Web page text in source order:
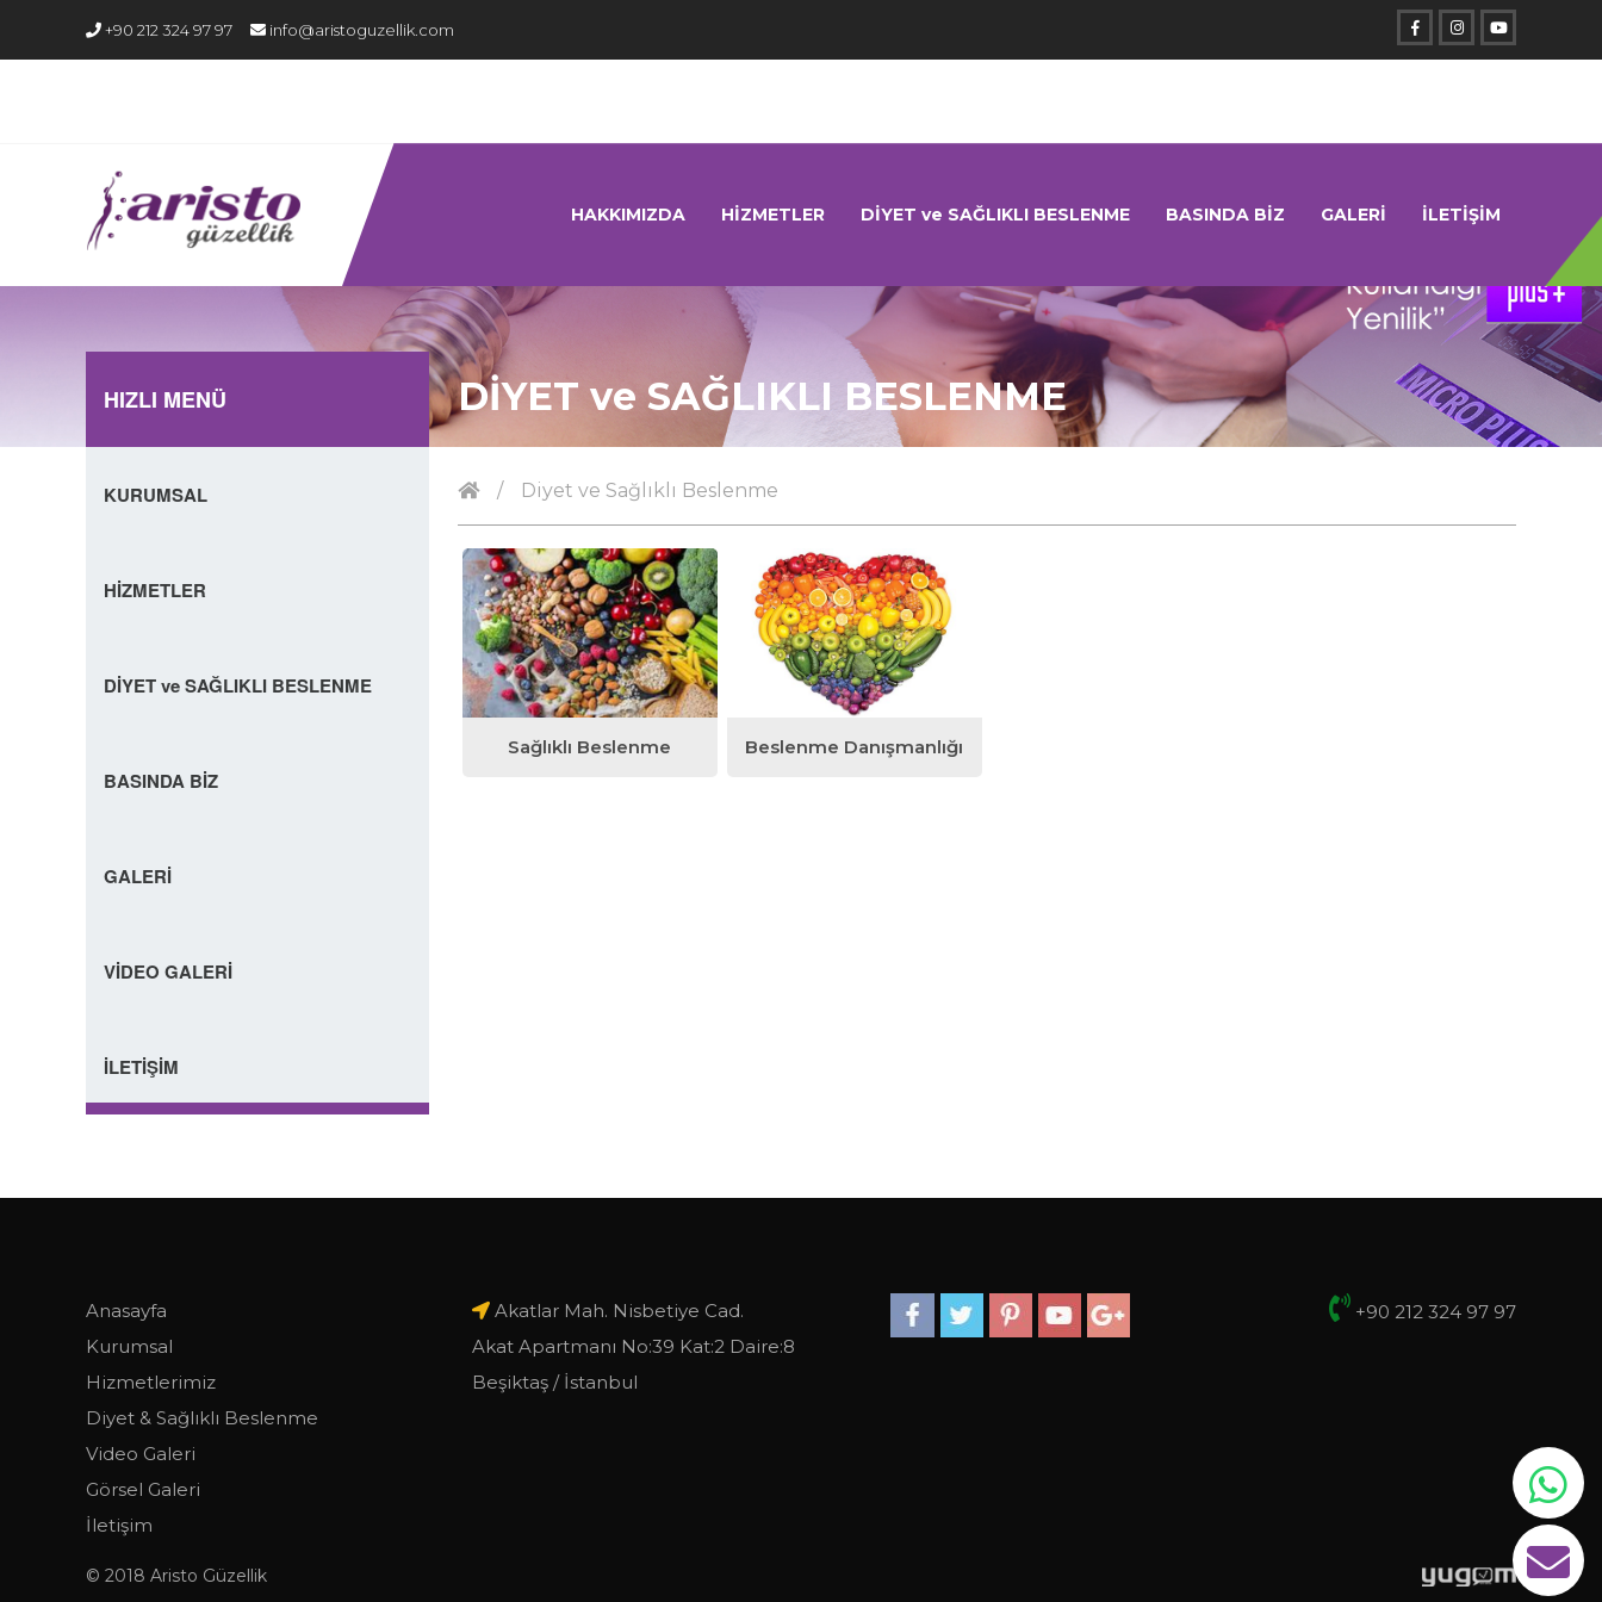
+90 212 324 97 97 info@aristoguzellik.com
HAKKIMIZDA HİZMETLER DİYET ve SAĞLIKLI BESLENME BASINDA BİZ GALERİ İLETİŞİM
DİYET ve SAĞLIKLI BESLENME
/ Diyet ve Sağlıklı Beslenme
Sağlıklı Beslenme Beslenme Danışmanlığı
HIZLI MENÜ
KURUMSAL
HİZMETLER
DİYET ve SAĞLIKLI BESLENME
BASINDA BİZ
GALERİ
VİDEO GALERİ
İLETİŞİM
Anasayfa
Kurumsal
Hizmetlerimiz
Diyet & Sağlıklı Beslenme
Video Galeri
Görsel Galeri
İletişim
Akatlar Mah. Nisbetiye Cad.
Akat Apartmanı No:39 Kat:2 Daire:8
Beşiktaş / İstanbul
+90 212 324 97 97
© 2018 Aristo Güzellik